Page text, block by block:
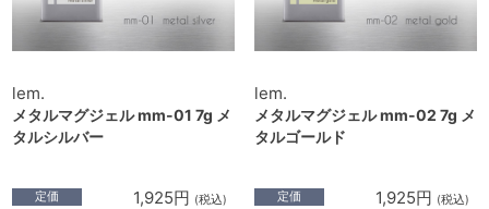
lem.
メタルマグジェル mm-01 7g メ
タルシルバー
定価 1,925円 (税込)
lem.
メタルマグジェル mm-02 7g メ
タルゴールド
定価 1,925円 (税込)